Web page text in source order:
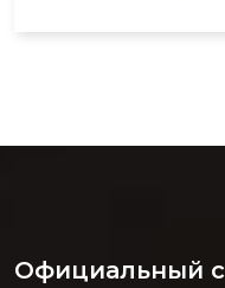
Официальный